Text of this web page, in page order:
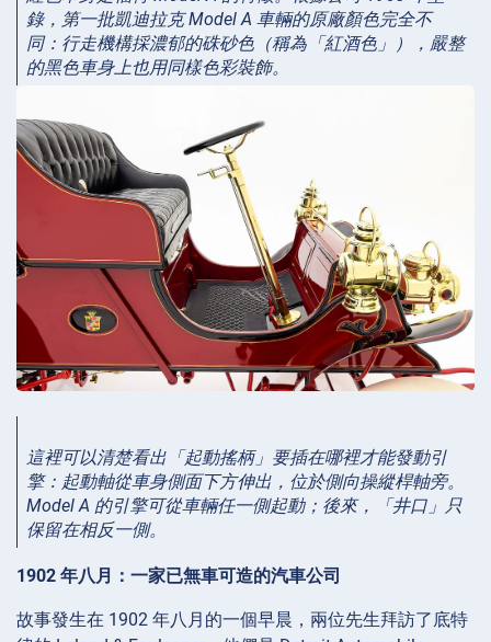
錄，第一批凱迪拉克 Model A 車輛的原廠顏色完全不
同：行走機構採濃郁的硃砂色（稱為「紅酒色」），嚴整
的黑色車身上也用同樣色彩裝飾。
這裡可以清楚看出「起動搖柄」要插在哪裡才能發動引
擎：起動軸從車身側面下方伸出，位於側向操縱桿軸旁。
Model A 的引擎可從車輛任一側起動；後來，「井口」只
保留在相反一側。
1902 年八月：一家已無車可造的汽車公司
故事發生在 1902 年八月的一個早晨，兩位先生拜訪了底特